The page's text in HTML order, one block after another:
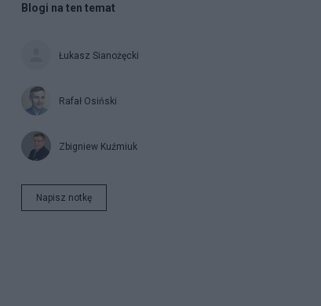
Blogi na ten temat
Łukasz Sianożęcki
Rafał Osiński
Zbigniew Kuźmiuk
Napisz notkę